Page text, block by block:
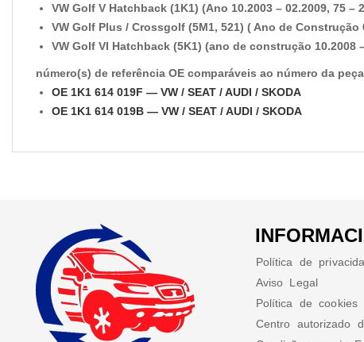
VW Golf V Hatchback (1K1) (Ano 10.2003 – 02.2009, 75
VW Golf Plus / Crossgolf (5M1, 521) ( Ano de
VW Golf VI Hatchback (5K1) (ano de construção
número(s) de referência OE comparáveis ao número da
OE 1K1 614 019F — VW / SEAT / AUDI / SKODA
OE 1K1 614 019B — VW / SEAT / AUDI / SKODA
Política de
Aviso Legal
Política de cookies
Centro autorizado